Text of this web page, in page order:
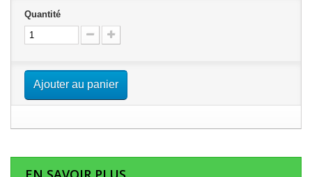
Quantité
Ajouter au panier